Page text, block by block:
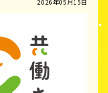
2026年05月15日